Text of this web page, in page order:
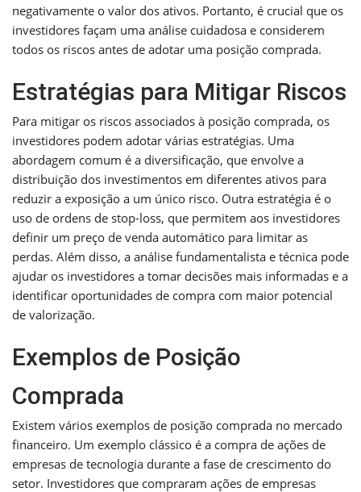
negativamente o valor dos ativos. Portanto, é crucial que os
investidores façam uma análise cuidadosa e considerem
todos os riscos antes de adotar uma posição comprada.
Estratégias para Mitigar Riscos
Para mitigar os riscos associados à posição comprada, os
investidores podem adotar várias estratégias. Uma
abordagem comum é a diversificação, que envolve a
distribuição dos investimentos em diferentes ativos para
reduzir a exposição a um único risco. Outra estratégia é o
uso de ordens de stop-loss, que permitem aos investidores
definir um preço de venda automático para limitar as
perdas. Além disso, a análise fundamentalista e técnica pode
ajudar os investidores a tomar decisões mais informadas e a
identificar oportunidades de compra com maior potencial
de valorização.
Exemplos de Posição
Comprada
Existem vários exemplos de posição comprada no mercado
financeiro. Um exemplo clássico é a compra de ações de
empresas de tecnologia durante a fase de crescimento do
setor. Investidores que compraram ações de empresas